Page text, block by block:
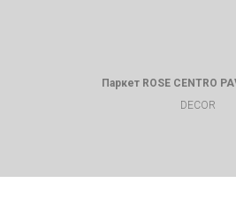
Паркет ROSE CENTRO
DECOR